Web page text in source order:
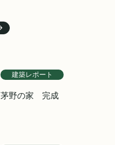
建築レポート
茅野の家 完成